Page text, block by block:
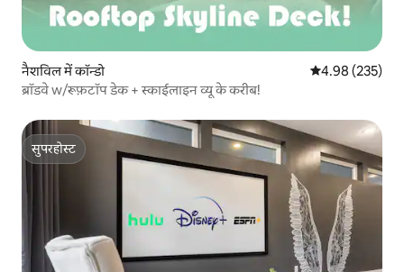
नैशविल में कॉन्डो औसत रेटिंग 5 में से
4.98 (235)
ब्रॉडवे w/रूफ़टॉप डेक + स्काईलाइन व्यू के करीब!
सुपरहोस्ट
सुपरहोस्ट